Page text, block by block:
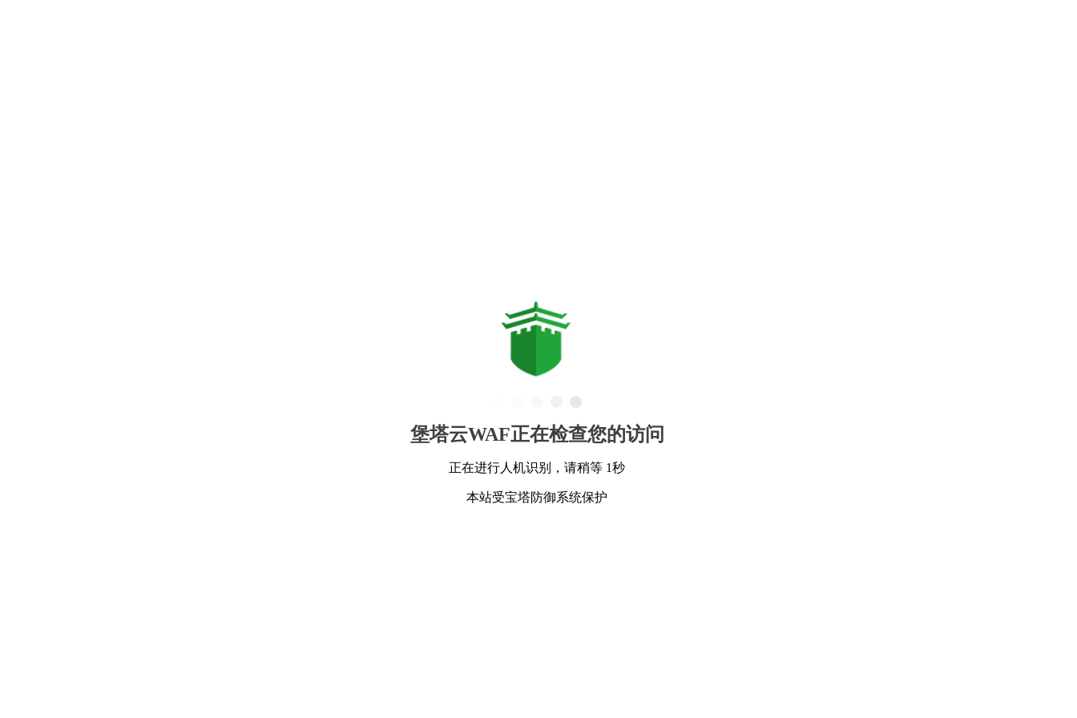
堡塔云WAF正在检查您的访问
正在进行人机识别，请稍等 1秒
本站受宝塔防御系统保护